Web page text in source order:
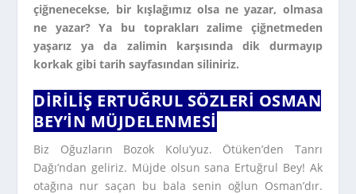
çiğnenecekse, bir kışlağımız olsa ne yazar, olmasa
ne yazar? Ya bu toprakları zalime çiğnetmeden
yaşarız ya da zalimin karşısında dik durmayıp
korkak gibi tarih sayfasından siliniriz.
DIRILIŞ ERTUĞRUL SÖZLERI OSMAN
BEY’IN MÜJDELENMESI
Biz Oğuzların Bozok Kolu’yuz. Ötüken’den Tanrı
Dağı’ndan geliriz. Müjde olsun sana Ertuğrul Bey! Ak
otağına nur saçan bu bala senin oğlun Osman’dır.